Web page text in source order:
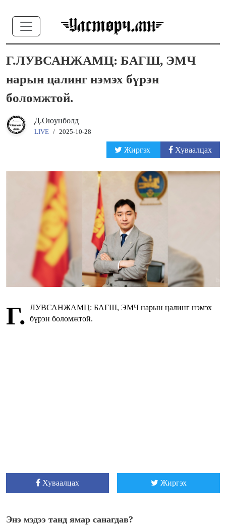
Г.ЛУВСАНЖАМЦ: БАГШ, ЭМЧ
нарын цалинг нэмэх бүрэн
боломжтой.
Д.Оюунболд
LIVE / 2025-10-28
Жиргэх Хуваалцах
Г. ЛУВСАНЖАМЦ: БАГШ, ЭМЧ нарын цалинг нэмэх
бүрэн боломжтой.
Хуваалцах Жиргэх
Энэ мэдээ танд ямар санагдав?